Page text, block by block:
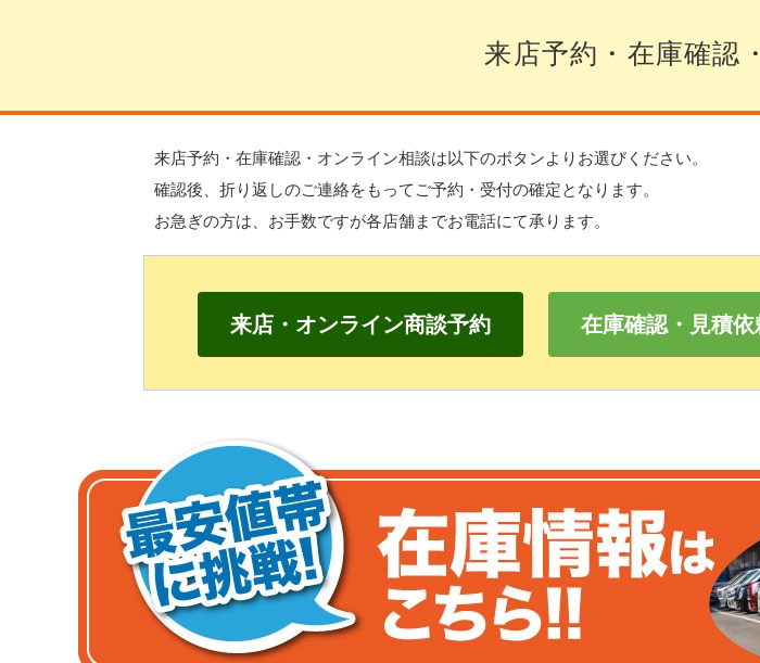
来店予約・在庫確認
来店予約・在庫確認・オンライン相談は以下のボタンよりお選びください。
確認後、折り返しのご連絡をもって ご予約・受付の確定となります。
お急ぎの方は、 お手数ですが各店舗までお電話にて承ります。
来店・オンライン商談予約 在庫確認・見積依